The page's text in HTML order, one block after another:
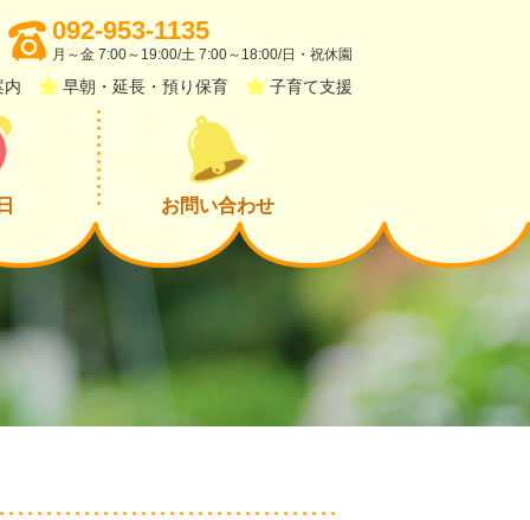
お問い合わせ
内 早朝・延長・預り保育 子育て支援
092-953-1135
月～金 7:00～19:00/土 7:00～18:00/日・祝休園